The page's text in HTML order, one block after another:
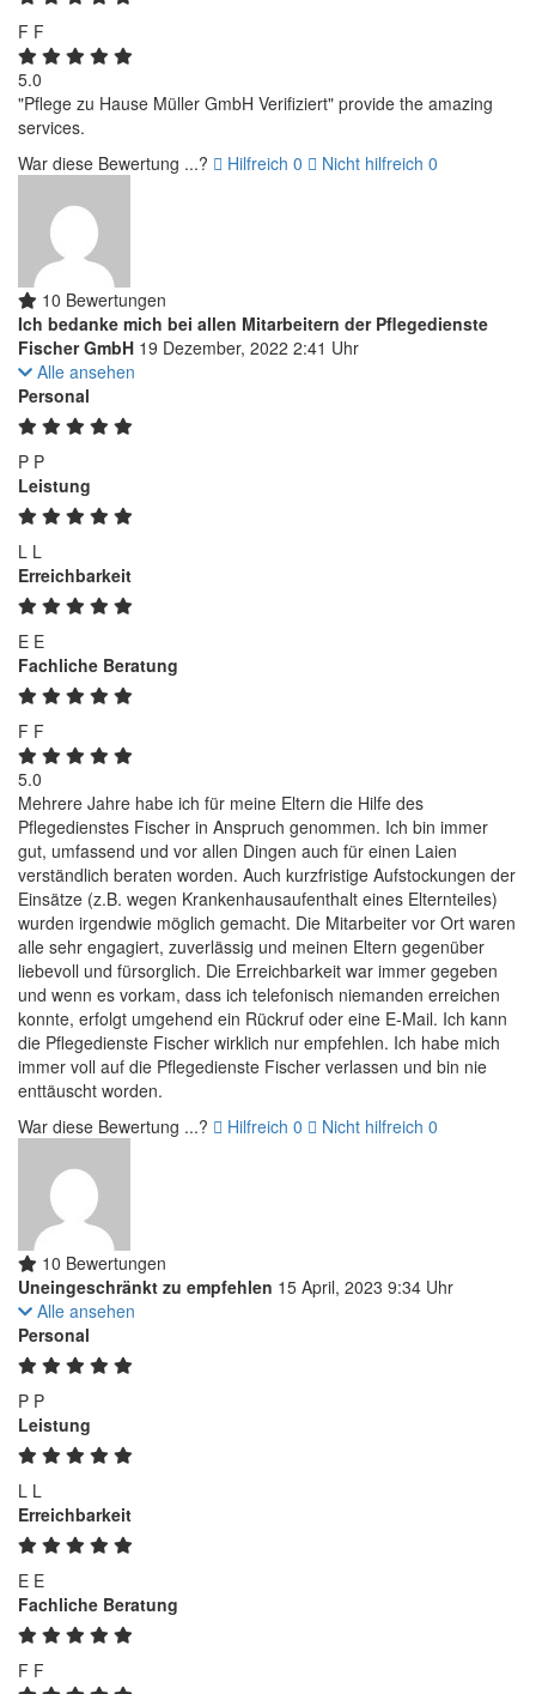
F F
5.0
"Pflege zu Hause Müller GmbH Verifiziert" provide the amazing
services.
War diese Bewertung ...?
Hilfreich 0 Nicht hilfreich 0
10 Bewertungen
Ich bedanke mich bei allen Mitarbeitern der Pflegedienste
Fischer GmbH 19 Dezember, 2022 2:41 Uhr
Alle ansehen
Personal
P P
Leistung
L L
Erreichbarkeit
E E
Fachliche Beratung
F F
5.0
Mehrere Jahre habe ich für meine Eltern die Hilfe des
Pflegedienstes Fischer in Anspruch genommen. Ich bin immer
gut, umfassend und vor allen Dingen auch für einen Laien
verständlich beraten worden. Auch kurzfristige Aufstockungen der
Einsätze (z.B. wegen Krankenhausaufenthalt eines Elternteiles)
wurden irgendwie möglich gemacht. Die Mitarbeiter vor Ort waren
alle sehr engagiert, zuverlässig und meinen Eltern gegenüber
liebevoll und fürsorglich. Die Erreichbarkeit war immer gegeben
und wenn es vorkam, dass ich telefonisch niemanden erreichen
konnte, erfolgt umgehend ein Rückruf oder eine E-Mail. Ich kann
die Pflegedienste Fischer wirklich nur empfehlen. Ich habe mich
immer voll auf die Pflegedienste Fischer verlassen und bin nie
enttäuscht worden.
War diese Bewertung ...?
Hilfreich 0 Nicht hilfreich 0
10 Bewertungen
Uneingeschränkt zu empfehlen 15 April, 2023 9:34 Uhr
Alle ansehen
Personal
P P
Leistung
L L
Erreichbarkeit
E E
Fachliche Beratung
F F